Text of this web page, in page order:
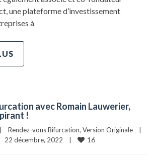
une plateforme d’investissement
à
avec Romain Lauwerier,
!
Rendez-vous Bifurcation, Version Originale
22 décembre, 2022 16